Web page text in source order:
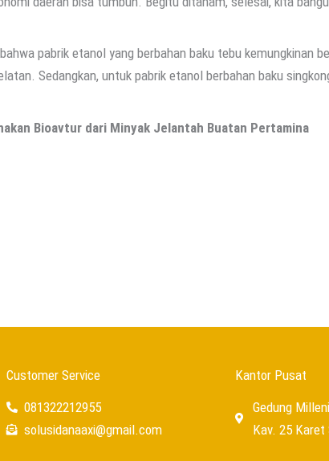
pabrik etanol yang berbahan baku tebu kemungkinan
Sedangkan, untuk pabrik etanol berbahan baku
Bioavtur dari Minyak Jelantah Buatan Pertamina
Customer Service
081322212955
solusidanaaxi@gmail.com
Kantor Pusat
Gedung
Kav. 25